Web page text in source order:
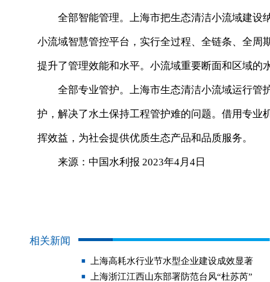
全部智能管理。上海市把生态清洁小流域建设
小流域智慧管控平台，实行全过程、全链条、全
提升了管理效能和水平。小流域重要断面和区域的
全部专业管护。上海市生态清洁小流域运行管
护，解决了水土保持工程管护难的问题。借用专
挥效益，为社会提供优质生态产品和品质服务。
来源：中国水利报 2023年4月4日
相关新闻
上海高耗水行业节水型企业建设成效显著
上海浙江江西山东部署防范台风“杜苏芮”